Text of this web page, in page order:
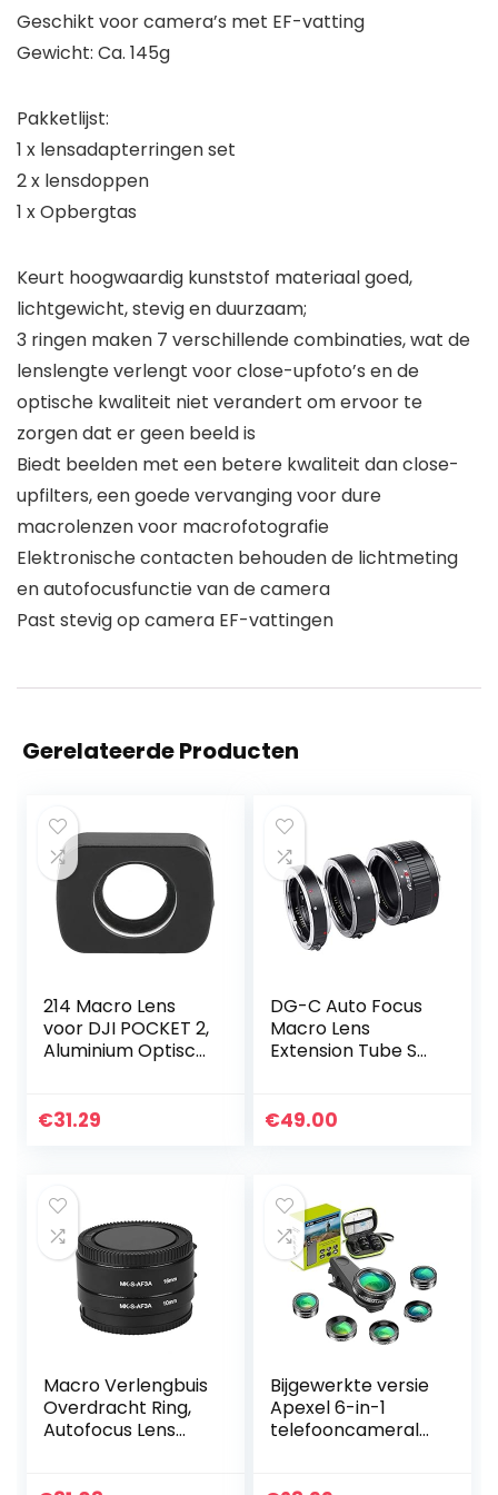
Geschikt voor camera’s met EF-vatting
Gewicht: Ca. 145g
Pakketlijst:
1 x lensadapterringen set
2 x lensdoppen
1 x Opbergtas
Keurt hoogwaardig kunststof materiaal goed,
lichtgewicht, stevig en duurzaam;
3 ringen maken 7 verschillende combinaties, wat de
lenslengte verlengt voor close-upfoto’s en de
optische kwaliteit niet verandert om ervoor te
zorgen dat er geen beeld is
Biedt beelden met een betere kwaliteit dan close-
upfilters, een goede vervanging voor dure
macrolenzen voor macrofotografie
Elektronische contacten behouden de lichtmeting
en autofocusfunctie van de camera
Past stevig op camera EF-vattingen
Gerelateerde Producten
214 Macro Lens
voor DJI POCKET 2,
Aluminium Optisch
Camera
€31.29
DG-C Auto Focus
Macro Lens
Extension Tube Set
voor Canon EF/EF-
€49.00
Macro Verlengbuis
Overdracht Ring,
Autofocus Lens
Bijgewerkte versie
Apexel 6-in-1
telefooncamerale